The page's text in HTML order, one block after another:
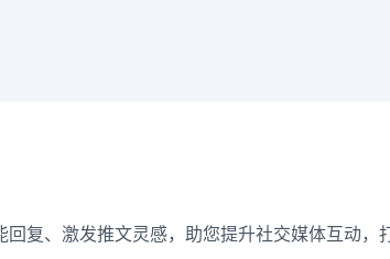
复、激发推文灵感，助您提升社交媒体互动，